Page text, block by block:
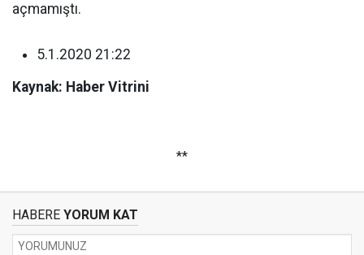
açmamıştı.
5.1.2020 21:22
Kaynak: Haber Vitrini
**
HABERE YORUM KAT